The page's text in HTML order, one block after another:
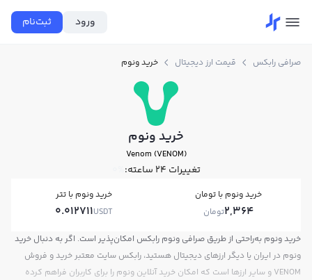
ورود ثبت‌نام
صرافی رابکس قیمت ارز دیجیتال خرید ونوم
خرید ونوم
Venom (VENOM)
تغییرات ۲۴ ساعته: 0%
خرید ونوم با تومان
2,364تومان
خرید ونوم با تتر
0.012711USDT
خرید ونوم به‌راحتی از طریق صرافی ونوم رابکس امکان‌پذیر است. اگر به دنبال خرید
ونوم در ایران یا دیگر ارزهای دیجیتال هستید، رابکس سایت معتبر خرید و فروش
VENOM و سایر ارزها است که امکان خرید آنلاین ونوم را برای کاربران فراهم کرده